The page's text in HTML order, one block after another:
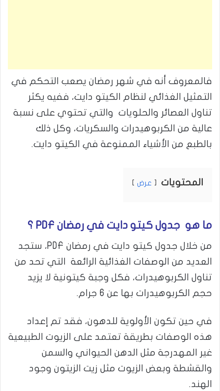
فالمعروف أنه في شهر رمضان يصعب التحكم في
التمثيل الغذائي لنظام الكيتو دايت، ففيه يكثر
تناول العصائر والحلويات والتي تحتوي على نسبة
عالية من الكربوهيدرات والسكريات، وكل ذلك
بالطبع من الأشياء الممنوعة في الكيتو دايت.
المحتويات عرض
ما هو جدول كيتو دايت في رمضان PDF ؟
من خلال جدول كيتو دايت في رمضان PDF، ستجد
العديد من الوصفات الغذائية الرائعة التي تحد من
تناول الكربوهيدرات، فكل وجبة كيتونية لا يزيد
حجم الكربوهيدرات بها عن 6 جرام.
في حين تكون الأولوية للدهون، فقد تم إعداد
هذه الوصفات بطريقة تعتمد على الزيوت الطبيعية
غير المهدرجة مثل الدهن الحيواني والسمن
والقشطة وبعض الزيوت مثل زيت الزيتون وجود
الهند.